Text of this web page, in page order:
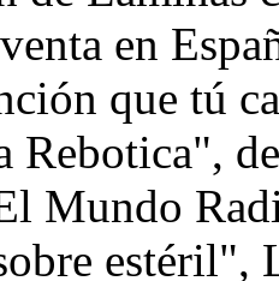
en
que tú
Rebotica",
Mundo
estéril",